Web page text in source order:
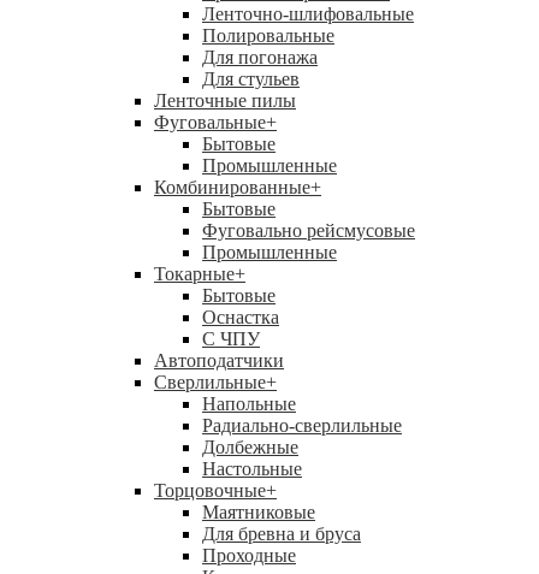
Ленточно-шлифовальные
Полировальные
Для погонажа
Для стульев
Ленточные пилы
Фуговальные+
Бытовые
Промышленные
Комбинированные+
Бытовые
Фуговально рейсмусовые
Промышленные
Токарные+
Бытовые
Оснастка
С ЧПУ
Автоподатчики
Сверлильные+
Напольные
Радиально-сверлильные
Долбежные
Настольные
Торцовочные+
Маятниковые
Для бревна и бруса
Проходные